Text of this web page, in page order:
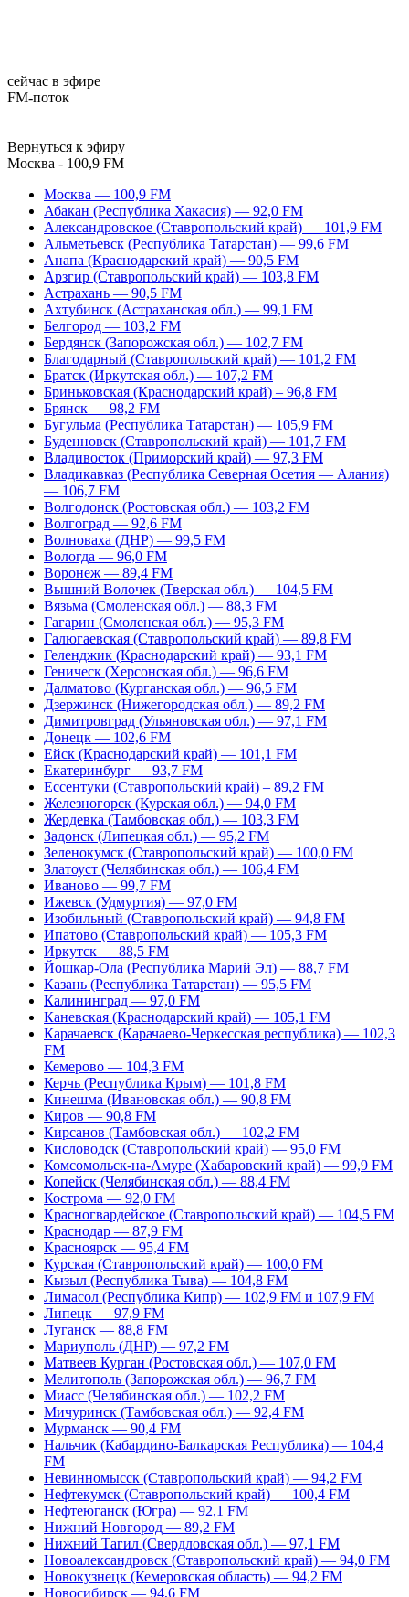
сейчас в эфире
FM-поток
Вернуться к эфиру
Москва - 100,9 FM
Москва — 100,9 FM
Абакан (Республика Хакасия) — 92,0 FM
Александровское (Ставропольский край) — 101,9 FM
Альметьевск (Республика Татарстан) — 99,6 FM
Анапа (Краснодарский край) — 90,5 FM
Арзгир (Ставропольский край) — 103,8 FM
Астрахань — 90,5 FM
Ахтубинск (Астраханская обл.) — 99,1 FM
Белгород — 103,2 FM
Бердянск (Запорожская обл.) — 102,7 FM
Благодарный (Ставропольский край) — 101,2 FM
Братск (Иркутская обл.) — 107,2 FM
Бриньковская (Краснодарский край) – 96,8 FM
Брянск — 98,2 FM
Бугульма (Республика Татарстан) — 105,9 FM
Буденновск (Ставропольский край) — 101,7 FM
Владивосток (Приморский край) — 97,3 FM
Владикавказ (Республика Северная Осетия — Алания)
— 106,7 FM
Волгодонск (Ростовская обл.) — 103,2 FM
Волгоград — 92,6 FM
Волноваха (ДНР) — 99,5 FM
Вологда — 96,0 FM
Воронеж — 89,4 FM
Вышний Волочек (Тверская обл.) — 104,5 FM
Вязьма (Смоленская обл.) — 88,3 FM
Гагарин (Смоленская обл.) — 95,3 FM
Галюгаевская (Ставропольский край) — 89,8 FM
Геленджик (Краснодарский край) — 93,1 FM
Геническ (Херсонская обл.) — 96,6 FM
Далматово (Курганская обл.) — 96,5 FM
Дзержинск (Нижегородская обл.) — 89,2 FM
Димитровград (Ульяновская обл.) — 97,1 FM
Донецк — 102,6 FM
Ейск (Краснодарский край) — 101,1 FM
Екатеринбург — 93,7 FM
Ессентуки (Ставропольский край) – 89,2 FM
Железногорск (Курская обл.) — 94,0 FM
Жердевка (Тамбовская обл.) — 103,3 FM
Задонск (Липецкая обл.) — 95,2 FM
Зеленокумск (Ставропольский край) — 100,0 FM
Златоуст (Челябинская обл.) — 106,4 FM
Иваново — 99,7 FM
Ижевск (Удмуртия) — 97,0 FM
Изобильный (Ставропольский край) — 94,8 FM
Ипатово (Ставропольский край) — 105,3 FM
Иркутск — 88,5 FM
Йошкар-Ола (Республика Марий Эл) — 88,7 FM
Казань (Республика Татарстан) — 95,5 FM
Калининград — 97,0 FM
Каневская (Краснодарский край) — 105,1 FM
Карачаевск (Карачаево-Черкесская республика) — 102,3
FM
Кемерово — 104,3 FM
Керчь (Республика Крым) — 101,8 FM
Кинешма (Ивановская обл.) — 90,8 FM
Киров — 90,8 FM
Кирсанов (Тамбовская обл.) — 102,2 FM
Кисловодск (Ставропольский край) — 95,0 FM
Комсомольск-на-Амуре (Хабаровский край) — 99,9 FM
Копейск (Челябинская обл.) — 88,4 FM
Кострома — 92,0 FM
Красногвардейское (Ставропольский край) — 104,5 FM
Краснодар — 87,9 FM
Красноярск — 95,4 FM
Курская (Ставропольский край) — 100,0 FM
Кызыл (Республика Тыва) — 104,8 FM
Лимасол (Республика Кипр) — 102,9 FM и 107,9 FM
Липецк — 97,9 FM
Луганск — 88,8 FM
Мариуполь (ДНР) — 97,2 FM
Матвеев Курган (Ростовская обл.) — 107,0 FM
Мелитополь (Запорожская обл.) — 96,7 FM
Миасс (Челябинская обл.) — 102,2 FM
Мичуринск (Тамбовская обл.) — 92,4 FM
Мурманск — 90,4 FM
Нальчик (Кабардино-Балкарская Республика) — 104,4
FM
Невинномысск (Ставропольский край) — 94,2 FM
Нефтекумск (Ставропольский край) — 100,4 FM
Нефтеюганск (Югра) — 92,1 FM
Нижний Новгород — 89,2 FM
Нижний Тагил (Свердловская обл.) — 97,1 FM
Новоалександровск (Ставропольский край) — 94,0 FM
Новокузнецк (Кемеровская область) — 94,2 FM
Новосибирск — 94,6 FM